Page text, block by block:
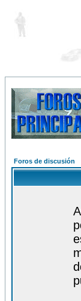
Foros de discusión